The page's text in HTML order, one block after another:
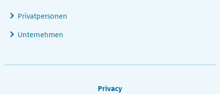
Privatpersonen
Unternehmen
Privacy